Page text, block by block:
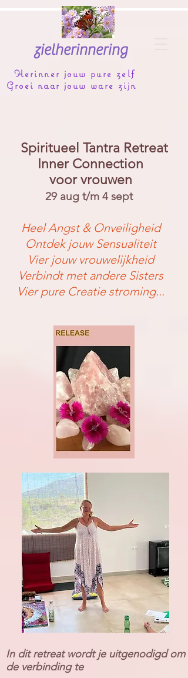
zielherinnering
Herinner jouw pure zelf
Groei naar jouw ware zijn
Spiritueel Tantra Retreat
Inner Connection
voor vrouwen
29 aug t/m 4 sept
Heel Angst & Onveiligheid
Ontdek jouw Sensualiteit
Vier jouw vrouwelijkheid
Verbindt met andere Sisters
Vier pure Creatie stroming...
In dit retreat wordt je uitgenodigd om
de verbinding te